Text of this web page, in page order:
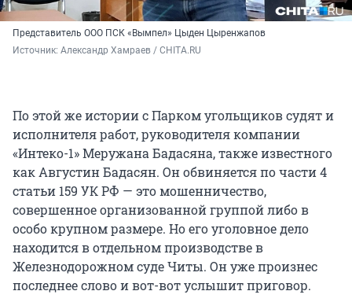
Представитель ООО ПСК «Вымпел» Цыден Цыренжапов
Источник: Александр Хамраев / CHITA.RU
По этой же истории с Парком угольщиков судят и
исполнителя работ, руководителя компании
«Интеко-1» Меружана Бадасяна, также известного
как Августин Бадасян. Он обвиняется по части 4
статьи 159 УК РФ — это мошенничество,
совершенное организованной группой либо в
особо крупном размере. Но его уголовное дело
находится в отдельном производстве в
Железнодорожном суде Читы. Он уже произнес
последнее слово и вот-вот услышит приговор.